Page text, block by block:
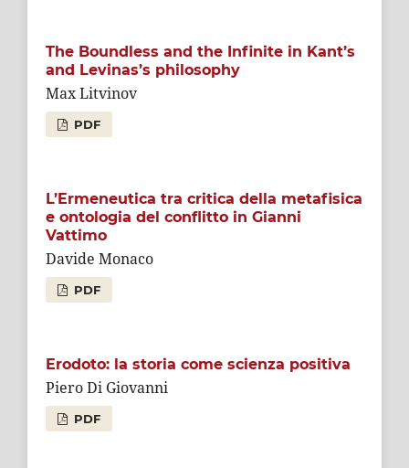
The Boundless and the Infinite in Kant’s
and Levinas’s philosophy
Max Litvinov
PDF
L’Ermeneutica tra critica della metafisica
e ontologia del conflitto in Gianni
Vattimo
Davide Monaco
PDF
Erodoto: la storia come scienza positiva
Piero Di Giovanni
PDF